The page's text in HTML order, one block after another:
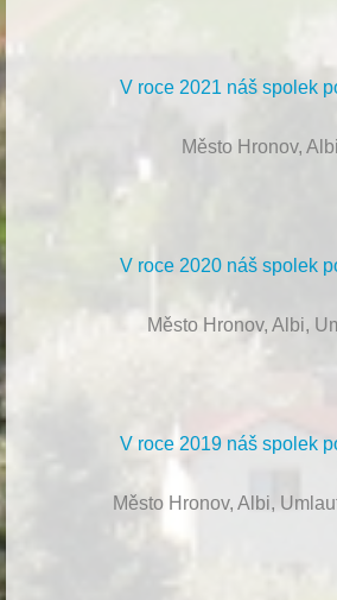
V roce 2021 náš spolek
Město Hronov, Albi
V roce 2020 náš spolek
Město Hronov, Albi,
V roce 2019 náš spolek
Město Hronov, Albi,